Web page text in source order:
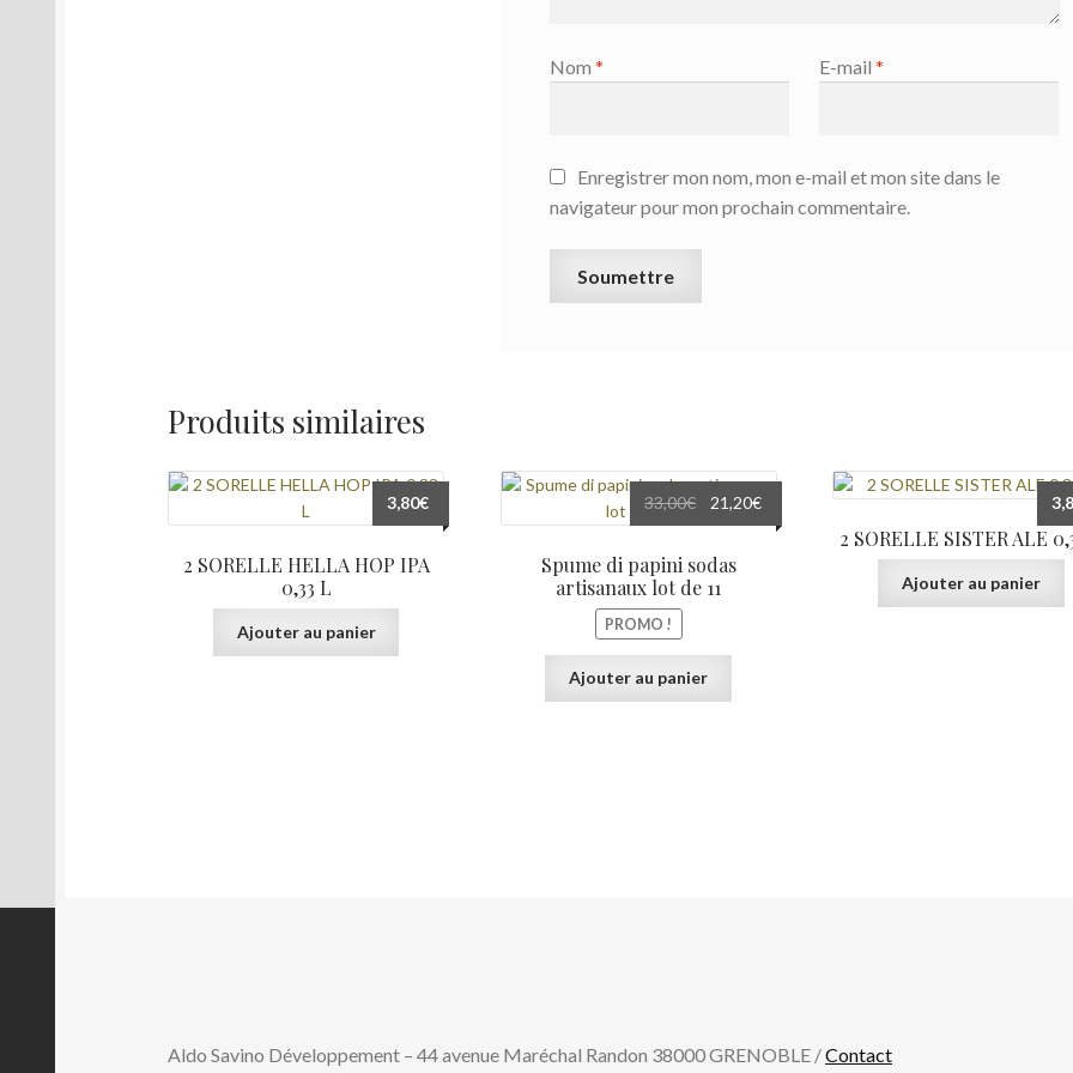
Nom* E-mail*
Enregistrer mon nom, mon e-mail et mon site dans le
navigateur pour mon prochain commentaire.
Produits similaires
2 SORELLE HELLA HOP IPA
0,33 L
3,80€
Ajouter au panier
Spume di papini sodas
artisanaux lot de 11
PROMO !
33,00€
Le
prix
initial
était :
21,20€Le
prix
Ajouter au panier
2 SORELLE SISTER ALE
Ajouter au panier
Aldo Savino Développement – 44 avenue Maréchal Randon 38000 GRENOBLE /Contact